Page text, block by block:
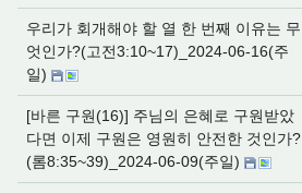
우리가 회개해야 할 열 한 번째 이유는 무
엇인가?(고전3:10~17)_2024-06-16(주
일)
[바른 구원(16)] 주님의 은혜로 구원받았
다면 이제 구원은 영원히 안전한 것인가?
(롬8:35~39)_2024-06-09(주일)